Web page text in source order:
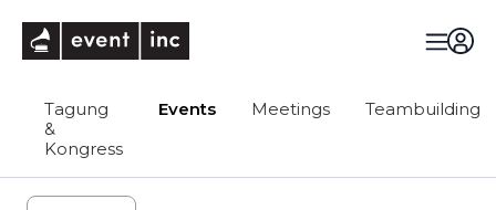
Tagung
&
Kongress
Events Meetings Teambuilding